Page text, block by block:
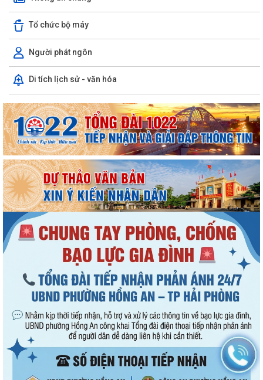
Tổ chức bộ máy
Người phát ngôn
Di tích lịch sử - văn hóa